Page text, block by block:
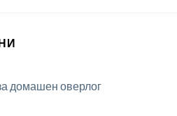
домашен оверлог